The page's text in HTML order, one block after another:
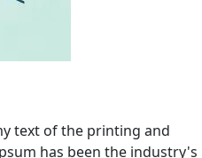
text of the printing and
has been the industry's